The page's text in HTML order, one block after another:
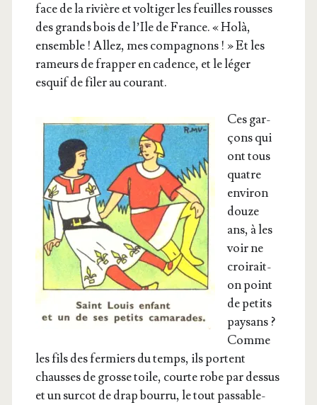
face de la rivière et vol­ti­ger les feuilles rousses
des grands bois de l’Ile de France. « Holà,
ensemble ! Allez, mes com­pa­gnons ! » Et les
rameurs de frap­per en cadence, et le léger
esquif de filer au courant.
Ces gar­
çons qui
ont tous
quatre
envi­ron
douze
ans, à les
voir ne
croi­rait-
on point
de petits
pay­sans ?
Comme
les fils des fer­miers du temps, ils portent
chausses de grosse toile, courte robe par des­sus
et un sur­cot de drap bour­ru, le tout pas­sa­ble­